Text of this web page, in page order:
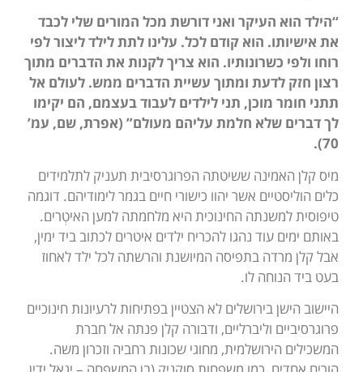
“הילד הוא העיקר ואני דורשת מכל המורים שלי לכבד
את אישיותו. הוא קודם לכל. עלינו לתת לילד ליצור לפי
רוחו ולפי כשרונותיו. הוא צריך לקנות את הדברים מתוך
רצון חזק לדעת ומתוך עשיית הדברים ממש. לעולם אל
תתני חומר מוכן, תני לילדים לעבוד בעצמם, הם יקימו
לך דברים שלא חלמת עליהם מעולם” (אפרת, שם, עמ’
70).
מיס קלן האמינה ששיטתה הפרוגרסיבית תעניק לתלמידים
כלים הוליסטיים אשר יהוו כישורי חיים בגמר לימודיהם. דוגמה
טיפוסית למשנתה החינוכית היא מלחמתה למען האיטְרים.
באותם ימים עוד נהגו להכריח ילדים איטרים לכתוב ביד ימין,
אבל קלן מרדה בתפיסה המיושנת והרשתה לכל ילד לאחוז
בעט ביד הנוחה לו.
היישוב הישן בירושלים לא הצטיין בפתיחות לרעיונות חינוכיים
פרוגרסיביים וליברליים, ודבורה קלן פנתה אל חברת
המשכילים הירושלמית, מחוגי שכונות רחביה וזכרון משה.